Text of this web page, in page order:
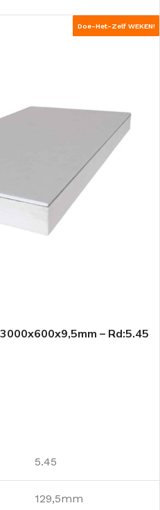
Doe-Het-Zelf WEKEN!
– Rd:5.45
5.45
129,5mm